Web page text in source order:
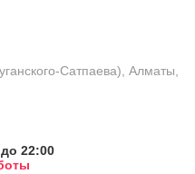
Сатпаева), Алматы,
22:00